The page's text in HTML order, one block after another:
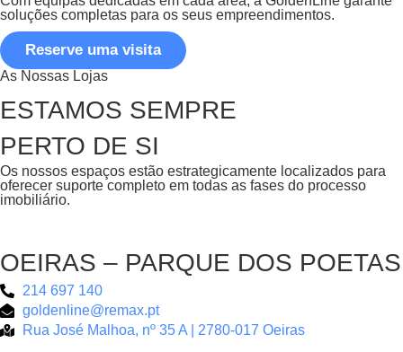
soluções completas para os seus empreendimentos.
Reserve uma visita
As Nossas Lojas
ESTAMOS SEMPRE
PERTO DE SI
Os nossos espaços estão estrategicamente localizados para
oferecer suporte completo em todas as fases do processo
imobiliário.
OEIRAS – PARQUE DOS POETAS
214 697 140
goldenline@remax.pt
Rua José Malhoa, nº 35 A | 2780-017 Oeiras